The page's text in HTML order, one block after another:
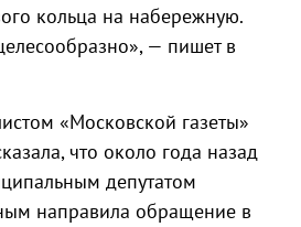
кольца на набережную.
— пишет в
«Московской газеты»
что около года назад
депутатом
направила обращение в